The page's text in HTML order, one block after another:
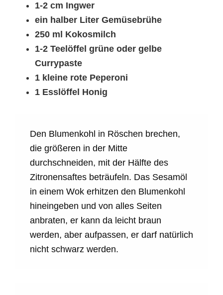
1-2 cm Ingwer
ein halber Liter Gemüsebrühe
250 ml Kokosmilch
1-2 Teelöffel grüne oder gelbe
Currypaste
1 kleine rote Peperoni
1 Esslöffel Honig
Den Blumenkohl in Röschen brechen,
die größeren in der Mitte
durchschneiden, mit der Hälfte des
Zitronensaftes beträufeln. Das Sesamöl
in einem Wok erhitzen den Blumenkohl
hineingeben und von alles Seiten
anbraten, er kann da leicht braun
werden, aber aufpassen, er darf natürlich
nicht schwarz werden.